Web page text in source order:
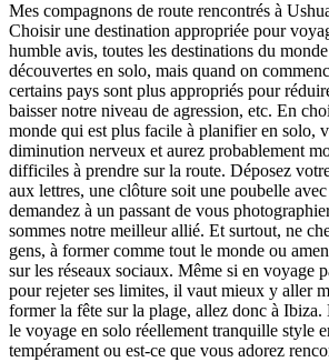
Mes compagnons de route rencontrés à
Choisir une destination appropriée pour
humble avis, toutes les destinations du
découvertes en solo, mais quand on
certains pays sont plus appropriés pour
baisser notre niveau de agression, etc. En
monde qui est plus facile à planifier en solo,
diminution nerveux et aurez probablement
difficiles à prendre sur la route. Déposez
aux lettres, une clôture soit une poubelle
demandez à un passant de vous
sommes notre meilleur allié. Et surtout, ne
gens, à former comme tout le monde ou
sur les réseaux sociaux. Même si en voyage
pour rejeter ses limites, il vaut mieux y aller
former la fête sur la plage, allez donc à Ibiza.
le voyage en solo réellement tranquille style
tempérament ou est-ce que vous adorez